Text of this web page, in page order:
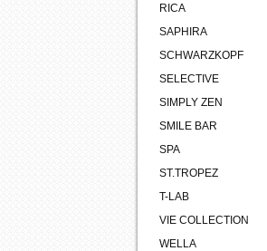
RICA
SAPHIRA
SCHWARZKOPF
SELECTIVE
SIMPLY ZEN
SMILE BAR
SPA
ST.TROPEZ
T-LAB
VIE COLLECTION
WELLA